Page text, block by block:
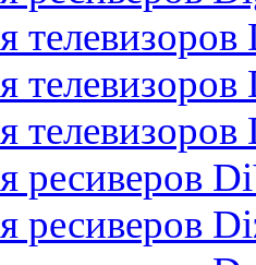
телевизоров
ресиверов
ресиверов